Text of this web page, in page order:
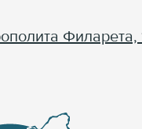
Филарета,